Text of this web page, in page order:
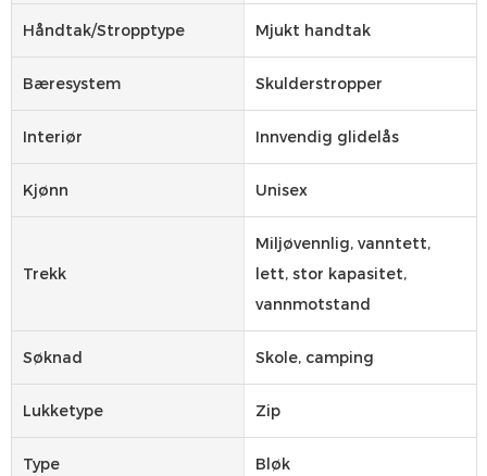
Håndtak/stropptype Mjukt handtak
Bæresystem Skulderstropper
Interiør Innvendig glidelås
Kjønn Unisex
Trekk
Miljøvennlig, vanntett,
lett, stor kapasitet,
vannmotstand
Søknad Skole, camping
Lukketype Zip
Type Bløk